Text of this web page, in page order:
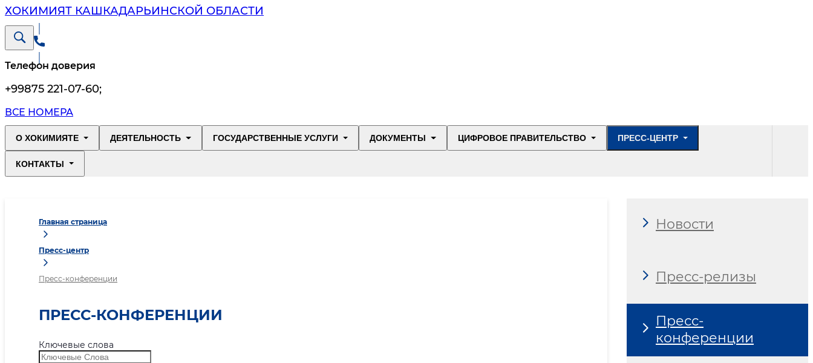
ХОКИМИЯТ КАШКАДАРЬИНСКОЙ ОБЛАСТИ
Телефон доверия
+99875 221-07-60;
ВСЕ НОМЕРА
О ХОКИМИЯТЕ ДЕЯТЕЛЬНОСТЬ ГОСУДАРСТВЕННЫЕ УСЛУГИ ДОКУМЕНТЫ ЦИФРОВОЕ ПРАВИТЕЛЬСТВО ПРЕСС-ЦЕНТР
КОНТАКТЫ
Главная страница
Пресс-центр
Пресс-конференции
ПРЕСС-КОНФЕРЕНЦИИ
Ключевые слова
Новости
Пресс-релизы
Пресс-
конференции